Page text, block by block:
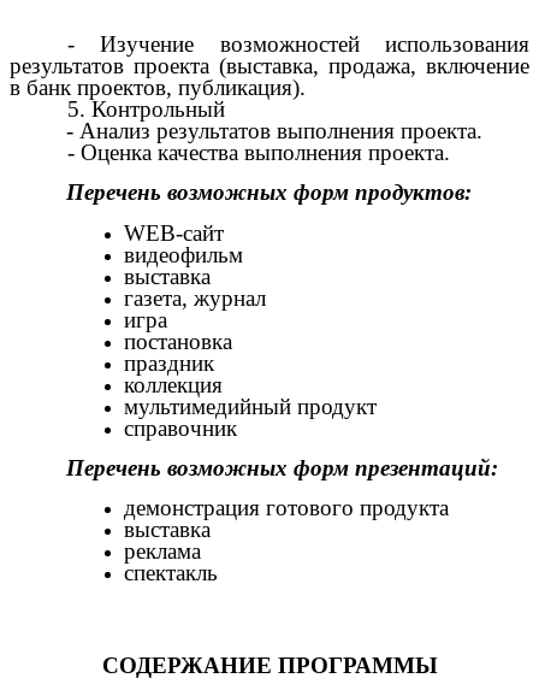
- Изучение возможностей использования
результатов проекта (выставка, продажа, включение
в банк проектов, публикация).
5. Контрольный
- Анализ результатов выполнения проекта.
- Оценка качества выполнения проекта.
Перечень возможных форм продуктов:
WEB-сайт
видеофильм
выставка
газета, журнал
игра
постановка
праздник
коллекция
мультимедийный продукт
справочник
Перечень возможных форм презентаций:
демонстрация готового продукта
выставка
реклама
спектакль
СОДЕРЖАНИЕ ПРОГРАММЫ